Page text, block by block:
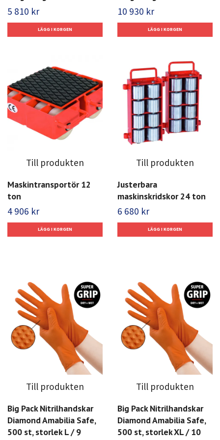
5 810 kr 10 930 kr
Till produkten
Maskintransportör 12
ton
4 906 kr
Till produkten
Justerbara
maskinskridskor 24 ton
6 680 kr
Till produkten
Big Pack Nitrilhandskar
Diamond Amabilia Safe,
500 st, storlek L / 9
Till produkten
Big Pack Nitrilhandskar
Diamond Amabilia Safe,
500 st, storlek XL / 10